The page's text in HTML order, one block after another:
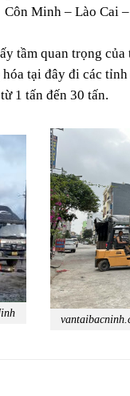
Minh – Lào Cai
tầm quan trọng
tại đây đi các
1 tấn đến 30 tấn.